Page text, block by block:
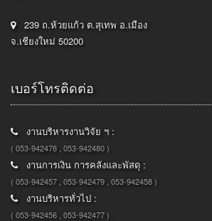
239 ถ.ห้วยแก้ว ต.สุเทพ อ.เมือง
จ.เชียงใหม่ 50200
เบอร์โทรติดต่อ
งานบริหารงานวิจัย ฯ :
( 053-942478 , 053-942480 )
งานการเงิน การคลังและพัสดุ :
( 053-942457 , 053-942479 , 053-942458 )
งานบริหารทั่วไป :
( 053-942456 , 053-942477 )